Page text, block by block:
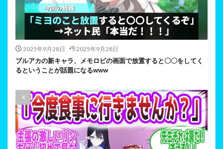
2025年9月28日 2025年9月28日
ブルアカの新キャラ、メモロビの画面で放置すると〇〇をしてく
るということが話題になるwww